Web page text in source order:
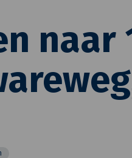
naar